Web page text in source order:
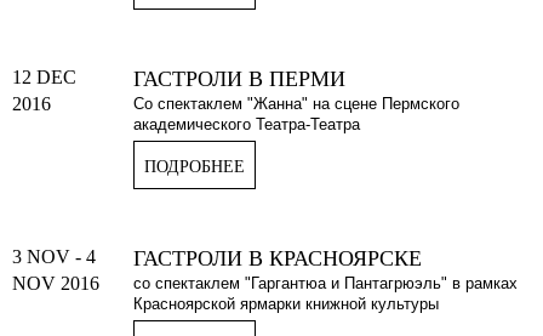
12 DEC
2016
ГАСТРОЛИ В ПЕРМИ
Со спектаклем "Жанна" на сцене Пермского
академического Театра-Театра
ПОДРОБНЕЕ
3 NOV - 4
NOV 2016
ГАСТРОЛИ В КРАСНОЯРСКЕ
со спектаклем "Гаргантюа и Пантагрюэль" в рамках
Красноярской ярмарки книжной культуры